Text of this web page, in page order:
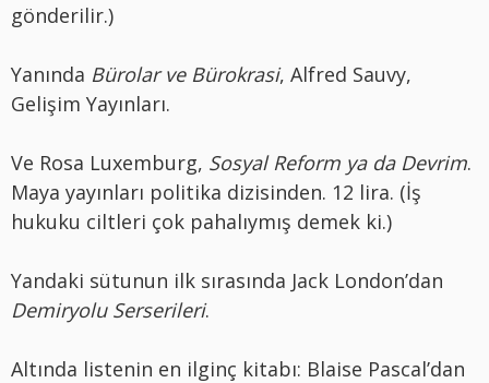
gönderilir.)
Yanında Bürolar ve Bürokrasi, Alfred Sauvy,
Gelişim Yayınları.
Ve Rosa Luxemburg, Sosyal Reform ya da Devrim.
Maya yayınları politika dizisinden. 12 lira. (İş
hukuku ciltleri çok pahalıymış demek ki.)
Yandaki sütunun ilk sırasında Jack London’dan
Demiryolu Serserileri.
Altında listenin en ilginç kitabı: Blaise Pascal’dan